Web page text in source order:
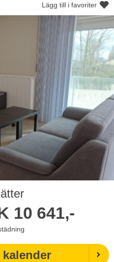
Lägg till i favoriter
10 641,-